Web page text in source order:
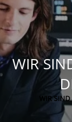
WIR
WIR